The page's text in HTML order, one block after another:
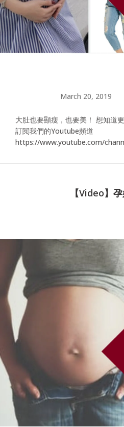
March 20, 2019
大肚也要顯瘦，也要美！ 想知道
訂閱我們的Youtube頻道
https://www.youtube.com/
【Video】